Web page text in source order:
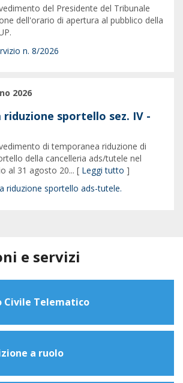
del Presidente del Tribunale
dell'orario di apertura al pubblico della
n. 8/2026
2026
riduzione sportello sez. IV -
di temporanea riduzione di
della cancelleria ads/tutele nel
al 31 agosto 20... [ Leggi tutto ]
riduzione sportello ads-tutele.
e servizi
Civile Telematico
a ruolo